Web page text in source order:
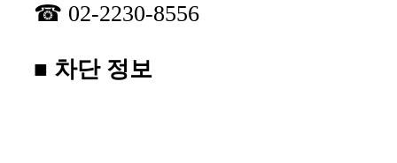
☎ 02-2230-8556
■ 차단 정보